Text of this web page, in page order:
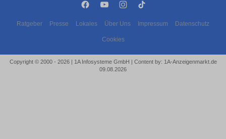
Ratgeber Presse Lokales Über Uns Impressum Datenschutz
Cookies
Copyright © 2000 - 2026 | 1A Infosysteme GmbH | Content by: 1A-Anzeigenmarkt.de
09.08.2026